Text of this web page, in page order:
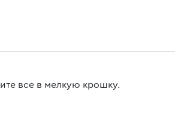
все в мелкую крошку.